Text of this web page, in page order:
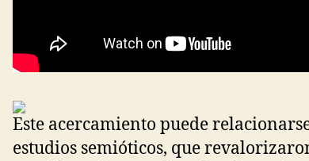
Este acercamiento puede
estudios semióticos, que